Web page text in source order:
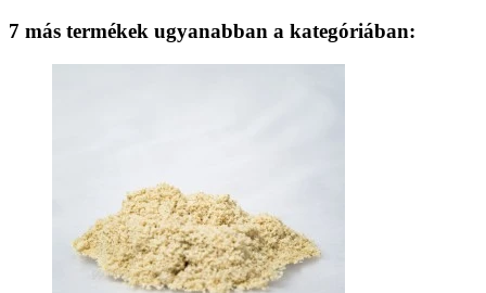
7 más termékek ugyanabban a kategóriában: